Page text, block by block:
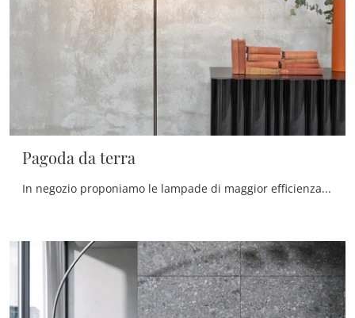
Pagoda da terra
In negozio proponiamo le lampade di maggior efficienza in commercio per soddisfare ogni necessità: le più originali proposte di qualità ti attendono.